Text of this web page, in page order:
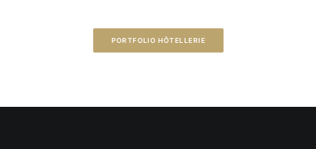
PORTFOLIO HÔTELLERIE